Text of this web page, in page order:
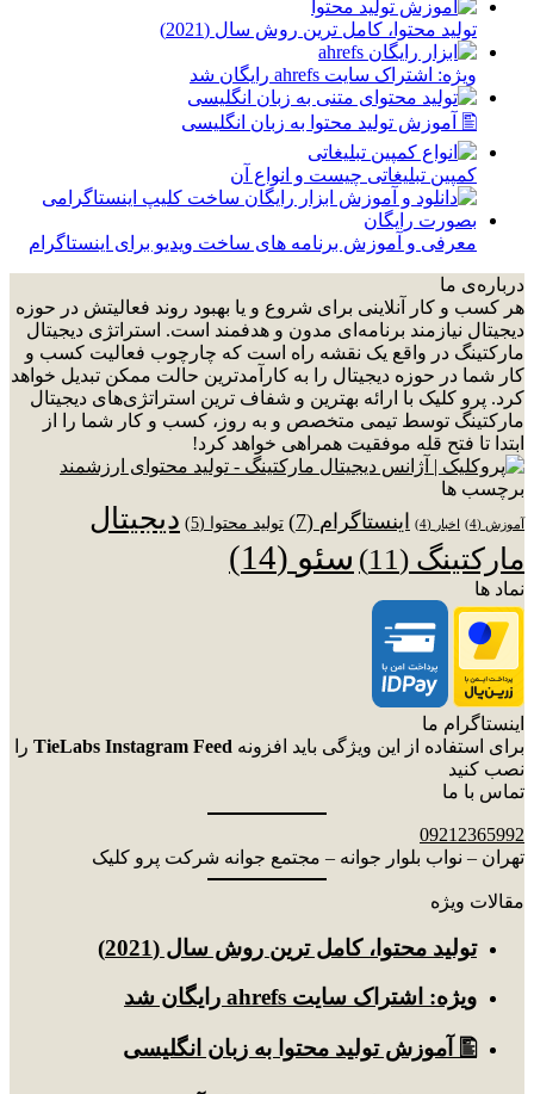
توليد محتوا، کامل ترین روش سال (2021)
ویژه: اشتراک سایت ahrefs رایگان شد
🖺 آموزش تولید محتوا به زبان انگلیسی
کمپین تبلیغاتی چیست و انواع آن
معرفی و آموزش برنامه های ساخت ویدیو برای اینستاگرام
درباره‌ی ما
هر کسب و کار آنلاینی برای شروع و یا بهبود روند فعالیتش در حوزه
دیجیتال نیازمند برنامه‌ای مدون و هدفمند است. استراتژی دیجیتال
مارکتینگ در واقع یک نقشه راه است که چارچوب فعالیت کسب و
کار شما در حوزه دیجیتال را به کارآمدترین حالت ممکن تبدیل خواهد
کرد. پرو کلیک با ارائه بهترین و شفاف ترین استراتژی‌های دیجیتال
مارکتینگ توسط تیمی متخصص و به روز، کسب و کار شما را از
ابتدا تا فتح قله موفقیت همراهی خواهد کرد!
برچسب ها
آموزش (4) اخبار (4) اینستاگرام (7) تولید محتوا (5)
دیجیتال
مارکتینگ (11) سئو (14)
نماد ها
اینستاگرام ما
برای استفاده از این ویژگی باید افزونه TieLabs Instagram Feed را
نصب کنید
تماس با ما
09212365992
تهران – نواب بلوار جوانه – مجتمع جوانه شرکت پرو کلیک
مقالات ویژه
توليد محتوا، کامل ترین روش سال (2021)
ویژه: اشتراک سایت ahrefs رایگان شد
🖺 آموزش تولید محتوا به زبان انگلیسی